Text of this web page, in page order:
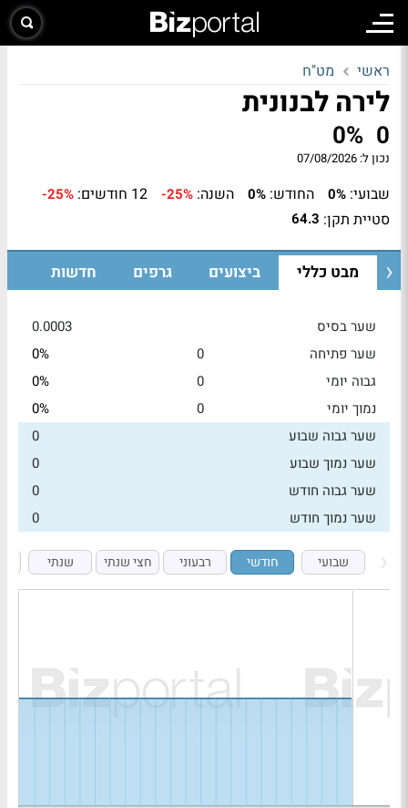
ראשי מט"ח
לירה לבנונית
0
0%
נכון ל: 07/08/2026
שבועי: 0% החודש: 0% השנה: -25% 12 חודשים: -25%
סטיית תקן: 64.3
מבט כללי ביצועים גרפים חדשות
שער בסיס
0.0003
שער פתיחה
0
0%
גבוה יומי
0
0%
נמוך יומי
0
0%
שער גבוה שבוע
0
שער נמוך שבוע
0
שער גבוה חודש
0
שער נמוך חודש
0
שבועי חודשי רבעוני חצי שנתי שנתי